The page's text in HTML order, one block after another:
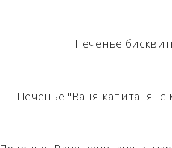
Печенье
Печенье "Ваня-капитаня" с